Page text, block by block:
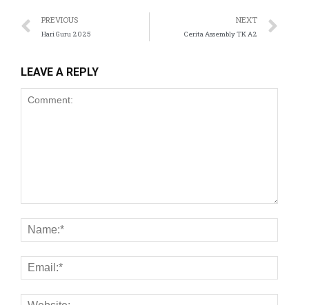
PREVIOUS
Hari Guru 2025
NEXT
Cerita Assembly TK A2
LEAVE A REPLY